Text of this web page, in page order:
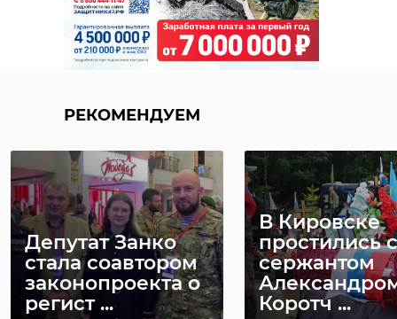
РЕКОМЕНДУЕМ
Депутат Занко
стала соавтором
законопроекта о
регист ...
В Кировске
простились с
сержантом
Коротч ...